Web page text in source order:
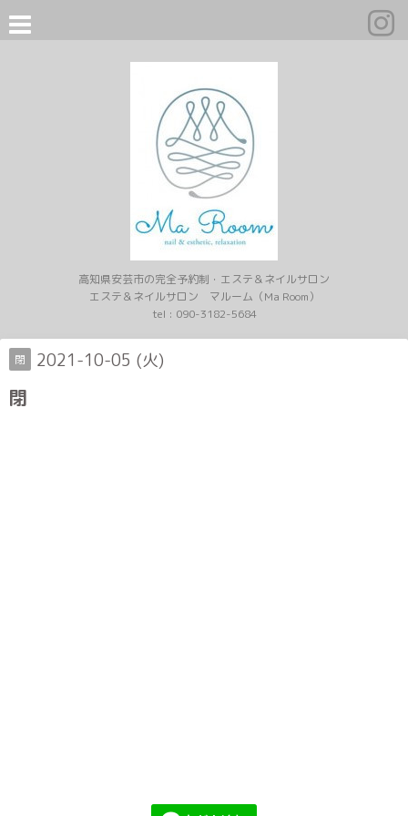
高知県安芸市の完全予約制・エステ＆ネイルサロン
エステ＆ネイルサロン マルーム（Ma Room）
tel : 090-3182-5684
閉 2021-10-05 (火)
閉